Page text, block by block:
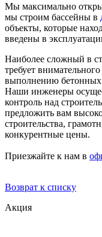
Мы максимально
мы строим бассейны в
объекты, которые
введены в
Наиболее сложный в
требует
выполнению бетонных
Наши инженеры
контроль над
предложить вам
строительства,
конкурентные цены.
Приезжайте к нам в
Возврат к списку
Акция